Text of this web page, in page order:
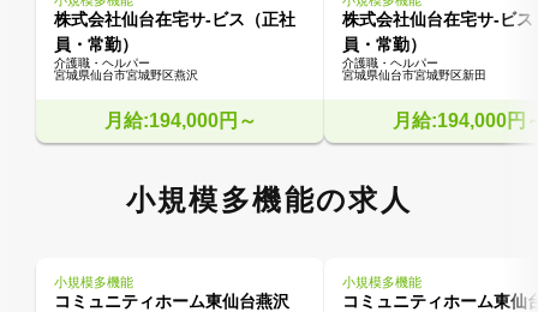
株式会社仙台在宅サ-ビス（正社
員・常勤）
介護職・ヘルパー
宮城県仙台市宮城野区燕沢
月給:194,000円～
株式会社仙台在宅サ-ビス
員・常勤）
介護職・ヘルパー
宮城県仙台市宮城野区新田
月給:194,000円
小規模多機能の求人
小規模多機能
コミュニティホーム東仙台燕沢
小規模多機能
コミュニティホーム東仙